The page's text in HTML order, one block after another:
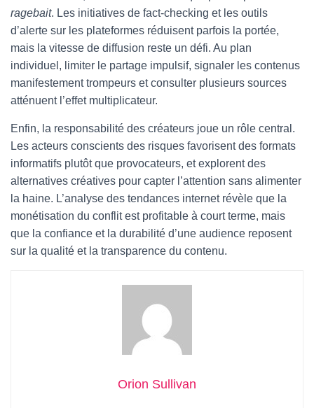
ragebait. Les initiatives de fact-checking et les outils
d’alerte sur les plateformes réduisent parfois la portée,
mais la vitesse de diffusion reste un défi. Au plan
individuel, limiter le partage impulsif, signaler les contenus
manifestement trompeurs et consulter plusieurs sources
atténuent l’effet multiplicateur.
Enfin, la responsabilité des créateurs joue un rôle central.
Les acteurs conscients des risques favorisent des formats
informatifs plutôt que provocateurs, et explorent des
alternatives créatives pour capter l’attention sans alimenter
la haine. L’analyse des tendances internet révèle que la
monétisation du conflit est profitable à court terme, mais
que la confiance et la durabilité d’une audience reposent
sur la qualité et la transparence du contenu.
Orion Sullivan